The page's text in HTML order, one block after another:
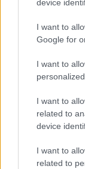
device
I want to
Google for
I want to
I want to
related to
device
I want to
related to
ΣΑΝ
Μάχη του
εξοντώνει
Το
δις